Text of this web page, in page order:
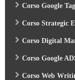
Corso Google
Corso Strategic
Corso Digital
Corso Google
Corso Web